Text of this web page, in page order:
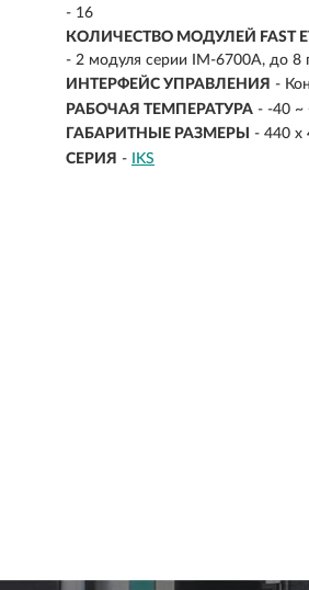
- 16
КОЛИЧЕСТВО МОДУЛЕЙ FAST
- 2 модуля серии IM-6700A, до 8
ИНТЕРФЕЙС УПРАВЛЕНИЯ -
РАБОЧАЯ ТЕМПЕРАТУРА - -40 ~
ГАБАРИТНЫЕ РАЗМЕРЫ
- 440 х
СЕРИЯ - IKS